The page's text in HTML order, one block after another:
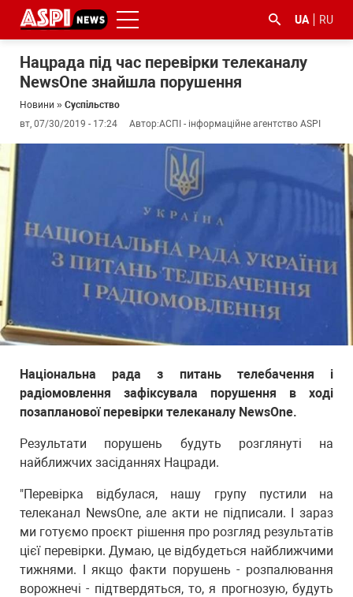
UA RU
Нацрада під час перевірки телеканалу
NewsOne знайшла порушення
Новини » Суспільство
вт, 07/30/2019 - 17:24
Автор:АСПІ - інформаційне агентство ASPI
Національна рада з питань телебачення і
радіомовлення зафіксувала порушення в ході
позапланової перевірки телеканалу NewsOne.
Результати порушень будуть розглянуті на
найближчих засіданнях Нацради.
"Перевірка відбулася, нашу групу пустили на
телеканал NewsOne, але акти не підписали. І зараз
ми готуємо проєкт рішення про розгляд результатів
цієї перевірки. Думаю, це відбудеться найближчими
тижнями. І якщо факти порушень - розпалювання
ворожнечі - підтвердяться, то, я прогнозую, будуть
#ООС #Київ #коронавірус